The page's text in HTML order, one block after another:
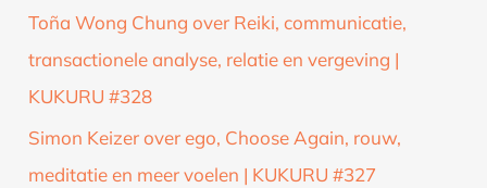
Toña Wong Chung over Reiki, communicatie,
transactionele analyse, relatie en vergeving |
KUKURU #328
Simon Keizer over ego, Choose Again, rouw,
meditatie en meer voelen | KUKURU #327